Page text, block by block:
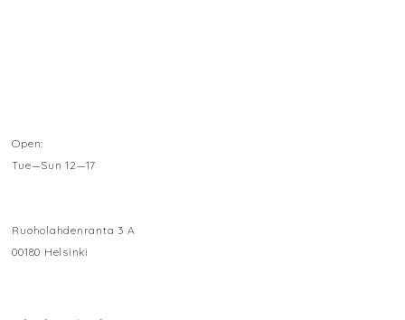
Open:
Tue—Sun 12—17
Ruoholahdenranta 3 A
00180 Helsinki